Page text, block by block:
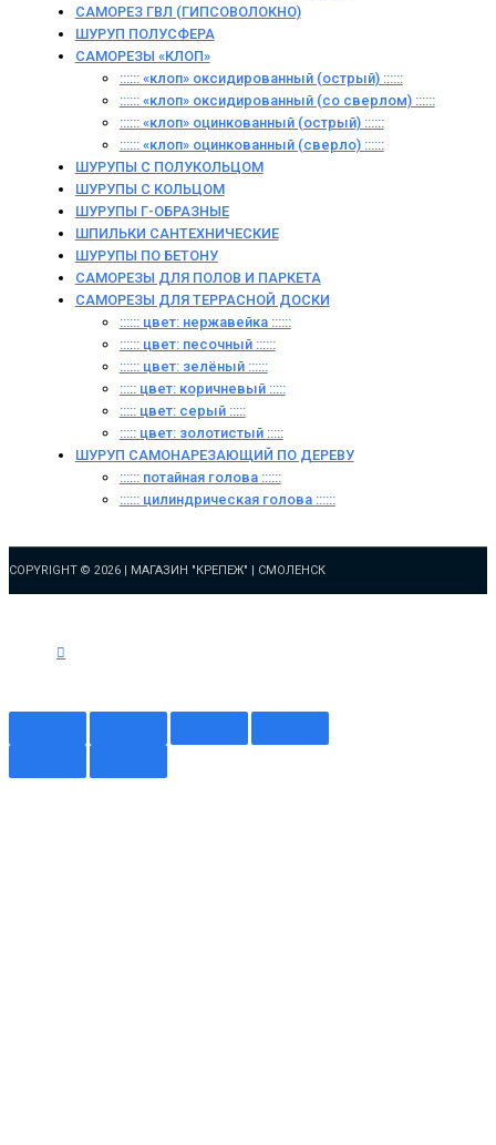
САМОРЕЗ ГВЛ (ГИПСОВОЛОКНО)
ШУРУП ПОЛУСФЕРА
САМОРЕЗЫ «КЛОП»
:::::: «клоп» оксидированный (острый) ::::::
:::::: «клоп» оксидированный (со сверлом) ::::::
:::::: «клоп» оцинкованный (острый) ::::::
:::::: «клоп» оцинкованный (сверло) ::::::
ШУРУПЫ С ПОЛУКОЛЬЦОМ
ШУРУПЫ С КОЛЬЦОМ
ШУРУПЫ Г-ОБРАЗНЫЕ
ШПИЛЬКИ САНТЕХНИЧЕСКИЕ
ШУРУПЫ ПО БЕТОНУ
САМОРЕЗЫ ДЛЯ ПОЛОВ И ПАРКЕТА
САМОРЕЗЫ ДЛЯ ТЕРРАСНОЙ ДОСКИ
:::::: цвет: нержавейка ::::::
:::::: цвет: песочный ::::::
:::::: цвет: зелёный ::::::
::::: цвет: коричневый :::::
::::: цвет: серый :::::
::::: цвет: золотистый :::::
ШУРУП САМОНАРЕЗАЮЩИЙ ПО ДЕРЕВУ
:::::: потайная голова ::::::
:::::: цилиндрическая голова ::::::
COPYRIGHT © 2026 | МАГАЗИН "КРЕПЕЖ" | СМОЛЕНСК